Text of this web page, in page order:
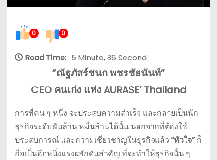
0 0
Read Time: 5 Minute, 36 Second
​”ณัฐภัสร์ชนก พชรชัยนันท์”
CEO คนเก่ง แห่ง AURASE’ Thailand
การที่คน ๆ หนึ่ง จะประสบความสำเร็จ และกลายเป็นนัก
ธุรกิจระดับพันล้าน หมื่นล้านได้นั้น นอกจากที่ต้องใช้
ประสบการณ์ และความเชี่ยวชาญในธุรกิจแล้ว “หัวใจ”ก็
ถือเป็นอีกหนึ่งแรงผลักดันสำคัญ ที่จะทำให้ธุรกิจนั้น ๆ